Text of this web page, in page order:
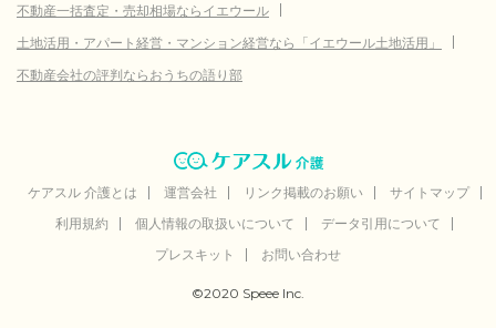
不動産一括査定・売却相場ならイエウール
土地活用・アパート経営・マンション経営なら「イエウール土地活用」
不動産会社の評判ならおうちの語り部
ケアスル 介護とは 運営会社 リンク掲載のお願い
サイトマップ
利用規約
個人情報の取扱いについて
データ引用について
プレスキット
お問い合わせ
©2020 Speee Inc.